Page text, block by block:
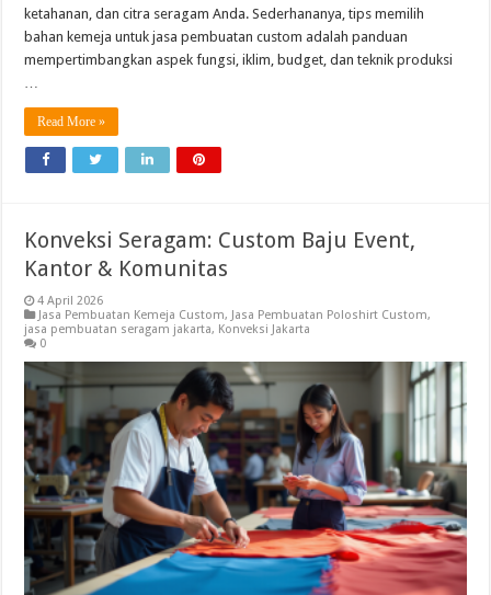
ketahanan, dan citra seragam Anda. Sederhananya, tips memilih
bahan kemeja untuk jasa pembuatan custom adalah panduan
mempertimbangkan aspek fungsi, iklim, budget, dan teknik produksi
Read More »
Konveksi Seragam: Custom Baju Event,
Kantor & Komunitas
4 April 2026
Jasa Pembuatan Kemeja Custom, Jasa Pembuatan Poloshirt Custom,
jasa pembuatan seragam jakarta, Konveksi Jakarta
0